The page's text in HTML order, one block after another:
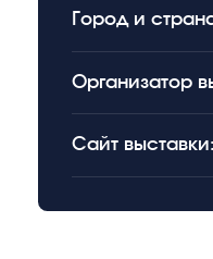
Город и
Организатор
Сайт